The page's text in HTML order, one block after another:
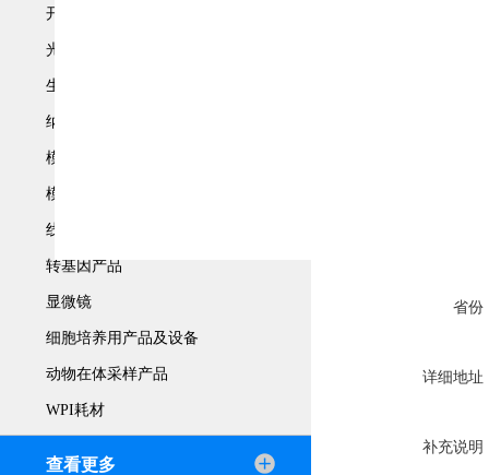
开流微罐注产品
光谱产品
生物传感器产品
纳米材料研究产品
模式动物研究产品
模式植物研究产品
线粒体研究产品
转基因产品
显微镜
细胞培养用产品及设备
动物在体采样产品
WPI耗材
查看更多
省份
详细地址
补充说明